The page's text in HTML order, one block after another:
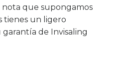
nota que supongamos
tienes un ligero
de Invisaling